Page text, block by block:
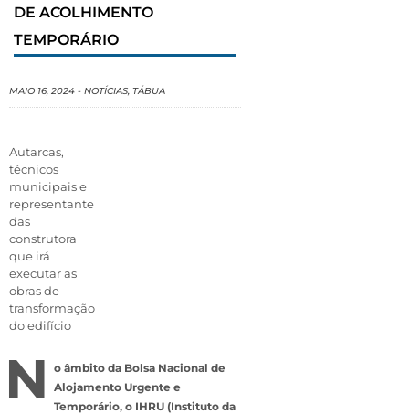
DE ACOLHIMENTO
TEMPORÁRIO
MAIO 16, 2024 - NOTÍCIAS, TÁBUA
Autarcas,
técnicos
municipais e
representante
das
construtora
que irá
executar as
obras de
transformação
do edifício
N
o âmbito da Bolsa Nacional de
Alojamento Urgente e
Temporário, o IHRU (Instituto da